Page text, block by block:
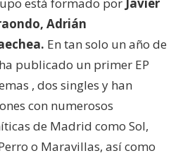
está formado por Javier
Adrián
En tan solo un año de
publicado un primer EP
, dos singles y han
con numerosos
de Madrid como Sol,
o Maravillas, así como